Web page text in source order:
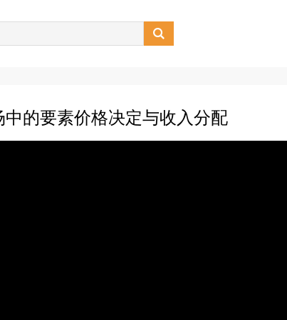

的要素价格决定与收入分配